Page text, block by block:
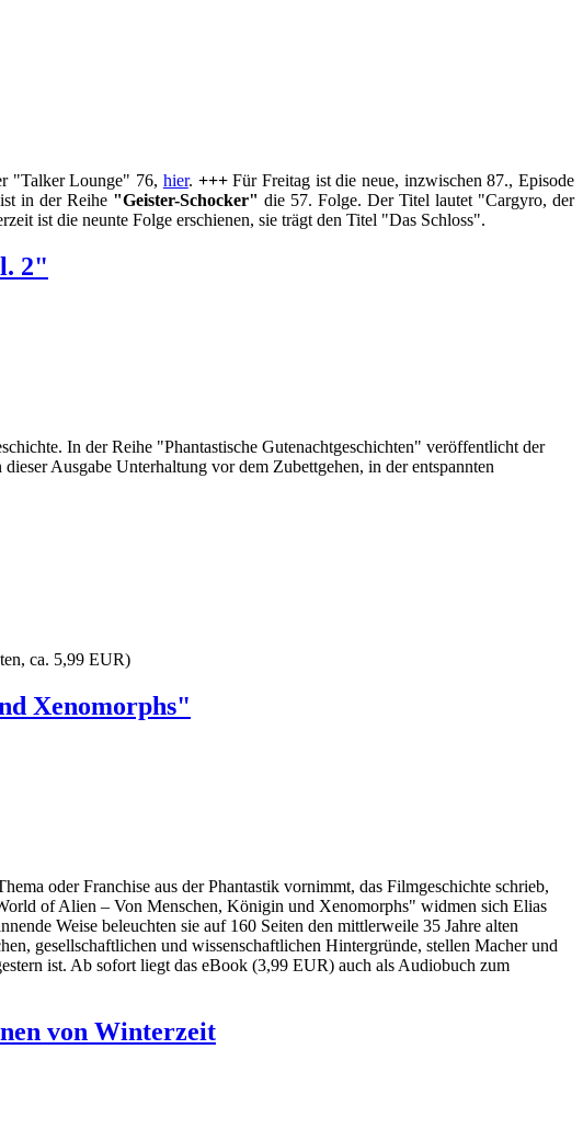
"Talker Lounge" 76, hier. +++Für Freitag ist die neue, inzwischen 87., Episode
in der Reihe "Geister-Schocker" die 57. Folge. Der Titel lautet "Cargyro, der
ist die neunte Folge erschienen, sie trägt den Titel "Das Schloss".
2"
In der Reihe "Phantastische Gutenachtgeschichten" veröffentlicht der
Ausgabe Unterhaltung vor dem Zubettgehen, in der entspannten
ca. 5,99 EUR)
Xenomorphs"
oder Franchise aus der Phantastik vornimmt, das Filmgeschichte schrieb,
of Alien – Von Menschen, Königin und Xenomorphs" widmen sich Elias
Weise beleuchten sie auf 160 Seiten den mittlerweile 35 Jahre alten
gesellschaftlichen und wissenschaftlichen Hintergründe, stellen Macher und
ist. Ab sofort liegt das eBook (3,99 EUR) auch als Audiobuch zum
von Winterzeit